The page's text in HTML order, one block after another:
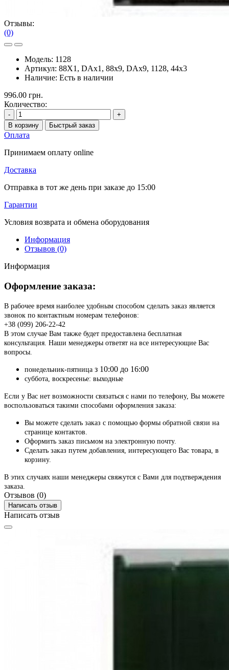
Отзывы:
(0)
Модель: 1128
Артикул: 88X1, DAх1, 88х9, DAх9, 1128, 44х3
Наличие: Есть в наличии
996.00 грн.
Количество:
-
+
В корзину
Быстрый заказ
Оплата
Принимаем оплату online
Доставка
Отправка в тот же день при заказе до 15:00
Гарантии
Условия возврата и обмена оборудования
Информация
Отзывов (0)
Информация
Оформление заказа:
В рабочее время наиболее удобным способом сделать заказ является
звонок по контактным номерам телефонов:
+38 (099) 206-22-42
В этом случае Вам также будет предоставлена бесплатная
консультация. Наши менеджеры ответят на все интересующие Вас
вопросы.
понедельник-пятница з 10:00 до 16:00
суббота, воскресенье: выходные
Если у Вас нет возможности связаться с нами по телефону, Вы можете
воспользоваться такими способами оформления заказа:
Вы можете сделать заказ с помощью формы обратной связи на
странице контактов.
Оформить заказ письмом на электронную почту.
Сделать заказ путем добавления, интересующего Вас товара, в
корзину.
В этих случаях наши менеджеры свяжутся с Вами для подтверждения
заказа.
Отзывов (0)
Написать отзыв
Написать отзыв